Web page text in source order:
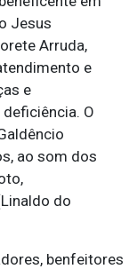
Jesus
Arruda,
e
e
O
ao som dos
do
benfeitores